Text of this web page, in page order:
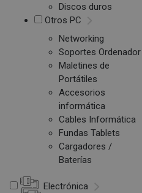
Discos duros
Otros PC
Networking
Soportes Ordenador
Maletines de
Portátiles
Accesorios
informática
Cables Informática
Fundas Tablets
Cargadores /
Baterías
Electrónica